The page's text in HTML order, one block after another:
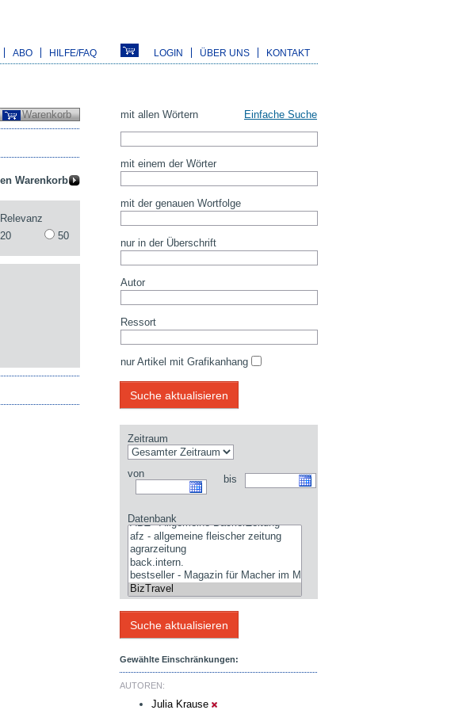
ABO HILFE/FAQ LOGIN ÜBER UNS KONTAKT
Warenkorb
Relevanz
20 50
mit allen Wörtern Einfache Suche
mit einem der Wörter
mit der genauen Wortfolge
nur in der Überschrift
Autor
Ressort
nur Artikel mit Grafikanhang
Zeitraum
von bis
Datenbank
Gewählte Einschränkungen:
AUTOREN:
Julia Krause